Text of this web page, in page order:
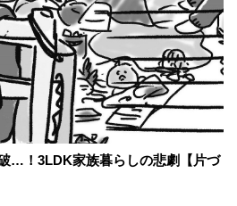
…！3LDK家族暮らしの悲劇【片づ